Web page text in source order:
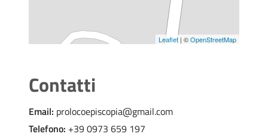
Leaflet | ©OpenStreetMap
Contatti
Email: prolocoepiscopia@gmail.com
Telefono: +39 0973 659 197